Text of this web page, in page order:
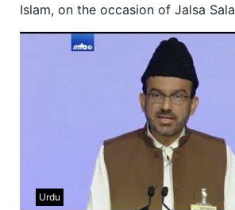
Islam, on the occasion of Jalsa
Urdu